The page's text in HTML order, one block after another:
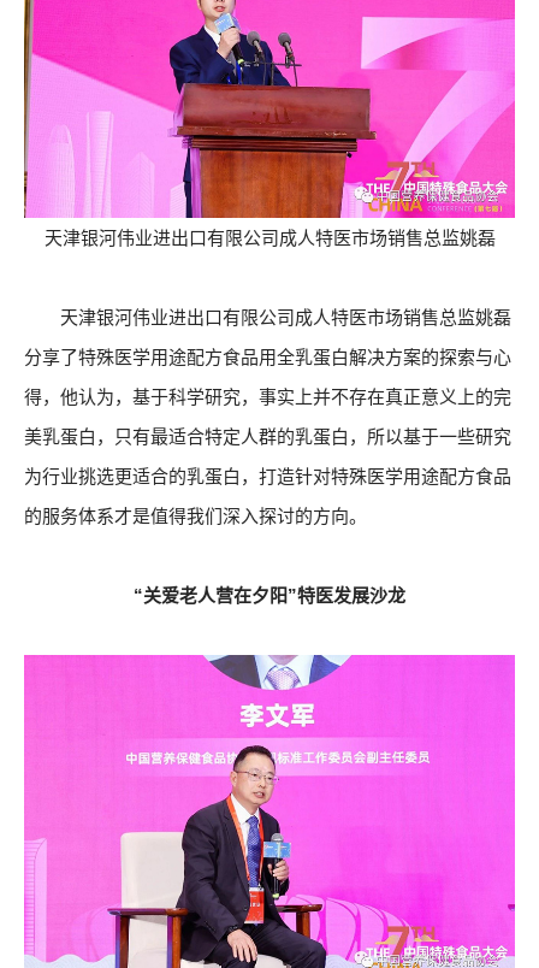
天津银河伟业进出口有限公司成人特医市场销售总监姚磊
天津银河伟业进出口有限公司成人特医市场销售总监姚磊
分享了特殊医学用途配方食品用全乳蛋白解决方案的探索与心
得，他认为，基于科学研究，事实上并不存在真正意义上的完
美乳蛋白，只有最适合特定人群的乳蛋白，所以基于一些研究
为行业挑选更适合的乳蛋白，打造针对特殊医学用途配方食品
的服务体系才是值得我们深入探讨的方向。
“关爱老人营在夕阳”特医发展沙龙